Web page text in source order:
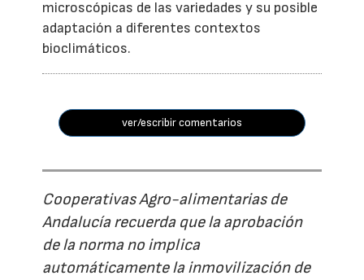
microscópicas de las variedades y su posible
adaptación a diferentes contextos
bioclimáticos.
ver/escribir comentarios
Cooperativas Agro-alimentarias de
Andalucía recuerda que la aprobación
de la norma no implica
automáticamente la inmovilización de